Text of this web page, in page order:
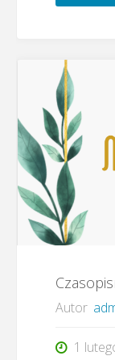
Autor
1